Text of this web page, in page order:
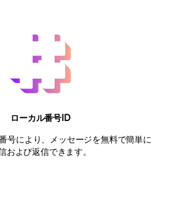
ローカル番号ID
号により、メッセージを無料で簡単に
および返信できます。